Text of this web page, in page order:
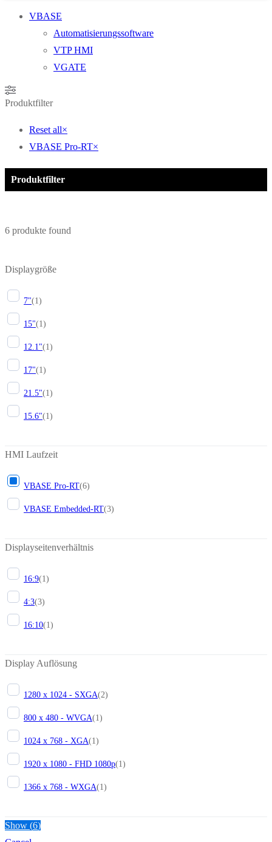
VBASE
Automatisierungssoftware
VTP HMI
VGATE
Produktfilter
Reset all×
VBASE Pro-RT×
Produktfilter
6 produkte found
Displaygröße
7"(1 )
15"(1 )
12.1"(1 )
17"(1 )
21.5"(1 )
15.6"(1 )
HMI Laufzeit
VBASE Pro-RT(6)
VBASE Embedded-RT(3)
Displayseitenverhältnis
16:9(1 )
4:3(3)
16:10(1 )
Display Auflösung
1280 x 1024 - SXGA(2)
800 x 480 - WVGA(1 )
1024 x 768 - XGA(1 )
1920 x 1080 - FHD 1080p(1 )
1366 x 768 - WXGA(1 )
Show (6)